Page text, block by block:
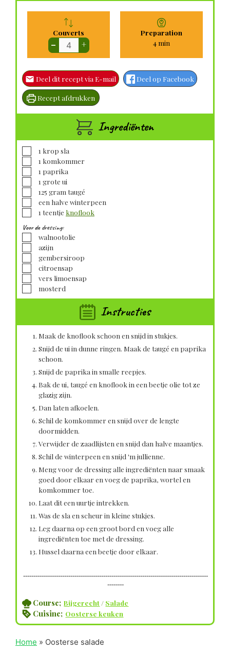
Couverts
– +
Preparation
4minuten
min
Deel dit recept via E-mail Deel op Facebook
Recept afdrukken
Ingrediënten
▢1 krop sla
▢1 komkommer
▢1 paprika
▢1 grote ui
▢
125 gram taugé
▢
een halve winterpeen
▢1 teentje knoflook
Voor de dressing:
▢
walnootolie
▢
azijn
▢
gembersiroop
▢
citroensap
▢
vers limoensap
▢
mosterd
Instructies
Maak de knoflook schoon en snijd in stukjes.
Snijd de ui in dunne ringen. Maak de taugé en paprika
schoon.
Snijd de paprika in smalle reepjes.
Bak de ui, taugé en knoflook in een beetje olie tot ze
glazig zijn.
Dan laten afkoelen.
Schil de komkommer en snijd over de lengte
doormidden.
Verwijder de zaadlijsten en snijd dan halve maantjes.
Schil de winterpeen en snijd 'm jullienne.
Meng voor de dressing alle ingrediënten naar smaak
goed door elkaar en voeg de paprika, wortel en
komkommer toe.
Laat dit een uurtje intrekken.
Was de sla en scheur in kleine stukjes.
Leg daarna op een groot bord en voeg alle
ingrediënten toe met de dressing.
Hussel daarna een beetje door elkaar.
------------------------------------------------------------------------------------------
--------
Course; Bijgerecht / Salade
Cuisine; Oosterse keuken
Home » Oosterse salade